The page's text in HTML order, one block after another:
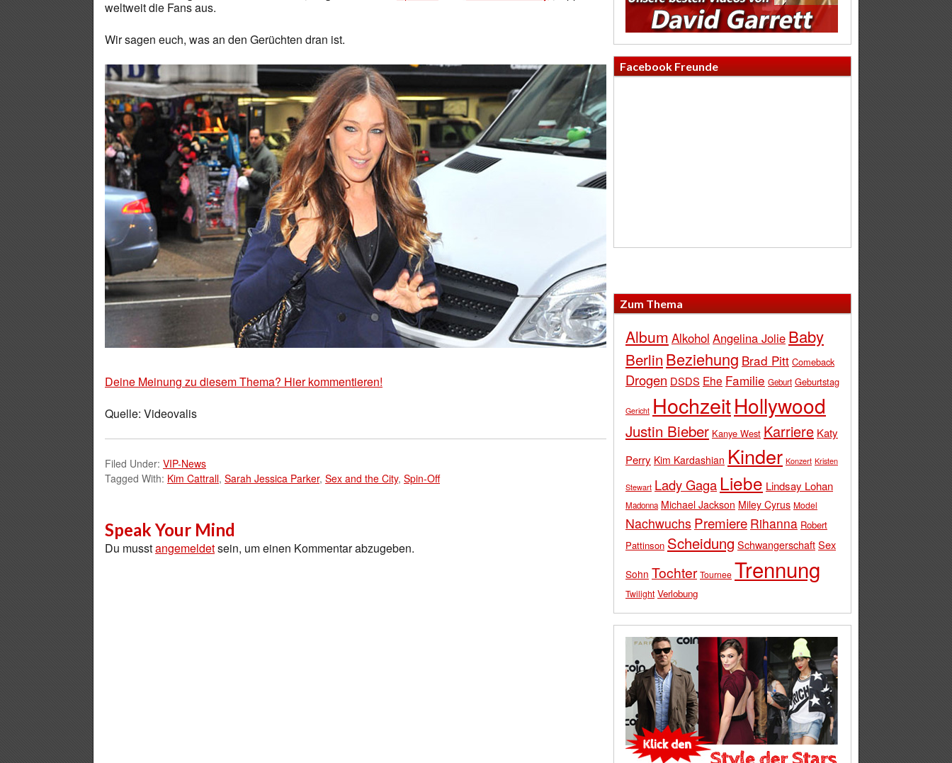
weltweit die Fans aus.
Wir sagen euch, was an den Gerüchten dran ist.
Deine Meinung zu diesem Thema? Hier kommentieren!
Quelle: Videovalis
Filed Under: VIP-News
Tagged With: Kim Cattrall, Sarah Jessica Parker, Sex and the City, Spin-Off
Speak Your Mind
Du musstangemeldetsein, um einen Kommentar abzugeben.
Facebook Freunde
Zum Thema
Album Alkohol Angelina Jolie Baby
Berlin Beziehung Brad Pitt Comeback
Drogen DSDS Ehe Familie Geburt Geburtstag
Gericht HochzeitHollywood
Justin Bieber Kanye West Karriere Katy
Perry Kim Kardashian Kinder Konzert Kristen
Stewart Lady Gaga Liebe Lindsay Lohan
Madonna Michael Jackson Miley Cyrus Model
Nachwuchs Premiere Rihanna Robert
Pattinson Scheidung SchwangerschaftSex
Sohn Tochter Tournee Trennung
Twilight Verlobung